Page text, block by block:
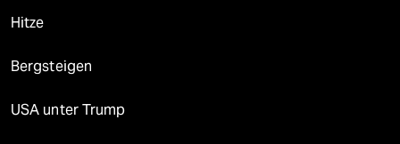
Hitze
Bergsteigen
USA unter Trump